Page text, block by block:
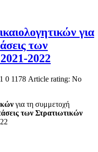
για
των
2022
0 1178 Article rating: No
για τη συμμετοχή
των Στρατιωτικών